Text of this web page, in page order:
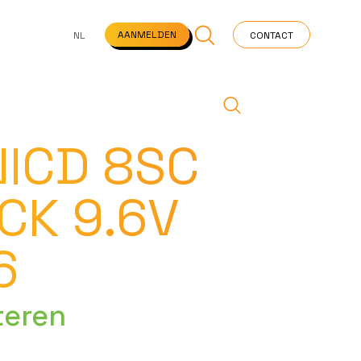
VEELGESTELDE VRAGEN STARTPAGINA NEWS
NL AANMELDEN CONTACT
8SC
9.6V